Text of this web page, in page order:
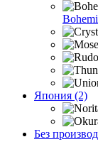
Япония (2)
Без